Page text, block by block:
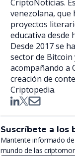
CriptoNoticias.
venezolana, que
proyectos
educativa desde
Desde 2017 se
sector de
acompañando a
creación de
Criptopedia.
Suscríbete a los
Mantente informado
mundo de las